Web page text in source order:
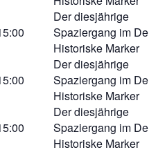
Der diesjährige
Spaziergang im De
Historiske Marker
Der diesjährige
Spaziergang im De
Historiske Marker
Der diesjährige
Spaziergang im De
Historiske Marker